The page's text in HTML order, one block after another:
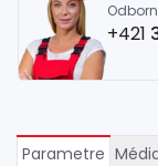
+421
Parametre